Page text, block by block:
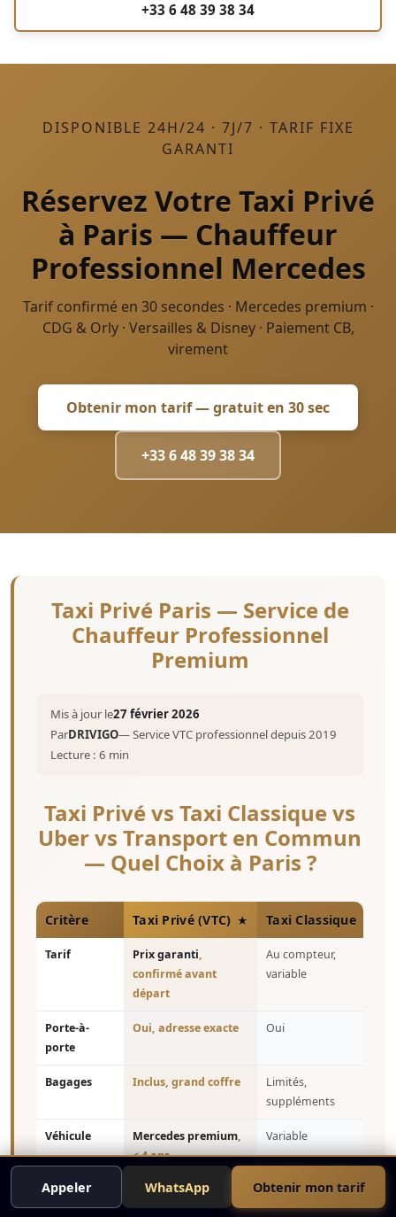
Appeler WhatsApp Obtenir mon tarif
+33 6 48 39 38 34
DISPONIBLE 24H/24 · 7J/7 · TARIF FIXE
GARANTI
Réservez Votre Taxi Privé
à Paris — Chauffeur
Professionnel Mercedes
Tarif confirmé en 30 secondes · Mercedes premium ·
CDG & Orly · Versailles & Disney · Paiement CB,
virement
Obtenir mon tarif — gratuit en 30 sec
+33 6 48 39 38 34
Taxi Privé Paris — Service de
Chauffeur Professionnel
Premium
Mis à jour le27 février 2026
ParDRIVIGO— Service VTC professionnel depuis 2019
Lecture : 6 min
Taxi Privé vs Taxi Classique vs
Uber vs Transport en Commun
— Quel Choix à Paris ?
Critère Taxi Privé (VTC) Taxi Classique
Tarif Prix garanti,
confirmé avant
départ
Au compteur,
variable
Porte-à-
porte
Oui, adresse exacte Oui
Bagages Inclus, grand coffre
Limités,
suppléments
Véhicule Mercedes premium,
< 4 ans
Variable
Disponibilité
24h/24, réservation à
l'avance
Selon
disponibilité